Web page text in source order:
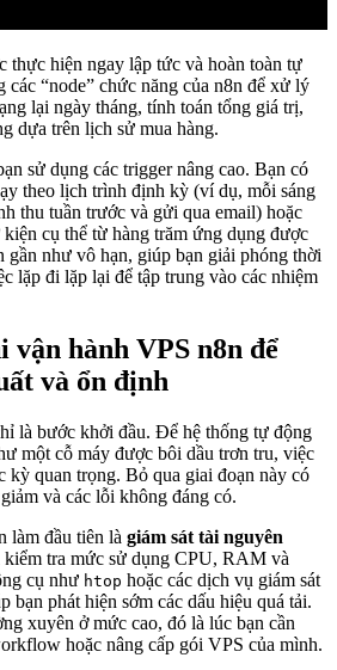
thực hiện ngay lập tức và hoàn toàn tự
các “node” chức năng của n8n để xử lý
lại ngày tháng, tính toán tổng giá trị,
dựa trên lịch sử mua hàng.
sử dụng các trigger nâng cao. Bạn có
theo lịch trình định kỳ (ví dụ, mỗi sáng
thu tuần trước và gửi qua email) hoặc
cụ thể từ hàng trăm ứng dụng được
gần như vô hạn, giúp bạn giải phóng thời
lặp đi lặp lại để tập trung vào các nhiệm
hành VPS n8n để
và ổn định
là bước khởi đầu. Để hệ thống tự động
một cỗ máy được bôi dầu trơn tru, việc
kỳ quan trọng. Bỏ qua giai đoạn này có
và các lỗi không đáng có.
làm đầu tiên là giám sát tài nguyên
tra mức sử dụng CPU, RAM và
cụ như htop hoặc các dịch vụ giám sát
bạn phát hiện sớm các dấu hiệu quá tải.
xuyên ở mức cao, đó là lúc bạn cần
hoặc nâng cấp gói VPS của mình.